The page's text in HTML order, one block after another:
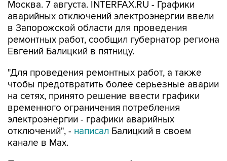
в Запорожской области для проведения
ремонтных работ, сообщил губернатор региона
Евгений Балицкий в пятницу.
"Для проведения ремонтных работ, а также
на сетях, принято решение ввести графики
временного ограничения потребления
электроэнергии - графики аварийных
отключений", -написалБалицкий в своем
канале в Max.
По его словам, электроснабжение